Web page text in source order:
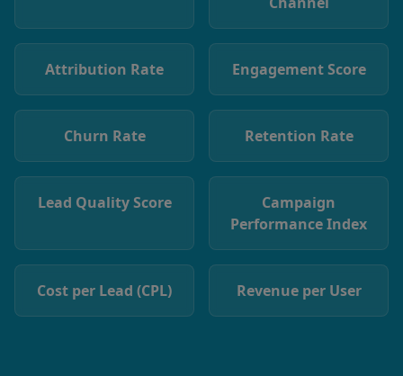
Attribution Rate Engagement Score
Churn Rate Retention Rate
Lead Quality Score
Campaign
Performance Index
Cost per Lead (CPL) Revenue per User